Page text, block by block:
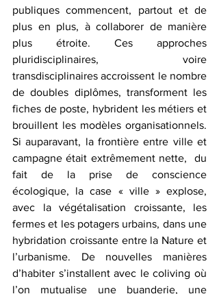
publiques commencent, partout et de
plus en plus, à collaborer de manière
plus étroite. Ces approches
pluridisciplinaires, voire
transdisciplinaires accroissent le nombre
de doubles diplômes, transforment les
fiches de poste, hybrident les métiers et
brouillent les modèles organisationnels.
Si auparavant, la frontière entre ville et
campagne était extrêmement nette,  du
fait de la prise de conscience
écologique, la case « ville » explose,
avec la végétalisation croissante, les
fermes et les potagers urbains, dans une
hybridation croissante entre la Nature et
l’urbanisme.
De nouvelles manières
d’habiter s’installent avec le coliving où
l’on mutualise une buanderie, une